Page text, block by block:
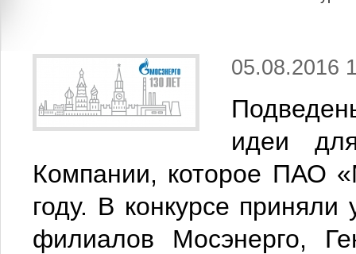
05.08.2016
идеи
Компании, которое ПАО
году. В конкурсе
филиалов Мосэнерго,